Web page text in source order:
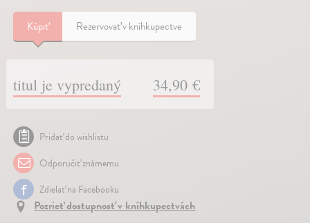
Kúpiť Rezervovať v kníhkupectve
titul je vypredaný 34,90 €
Pridať do wishlistu
Odporučiť známemu
Zdielať na Facebooku
Pozrieť dostupnosť v kníhkupectvách